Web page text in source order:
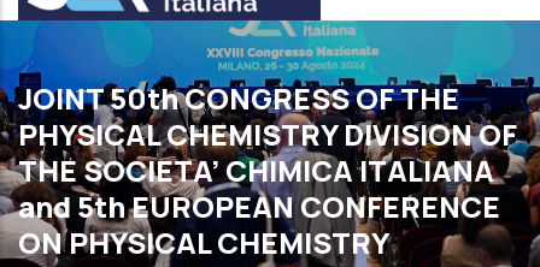
JOINT 50th CONGRESS OF THE
PHYSICAL CHEMISTRY DIVISION OF
THE SOCIETA’ CHIMICA ITALIANA
and 5th EUROPEAN CONFERENCE
ON PHYSICAL CHEMISTRY